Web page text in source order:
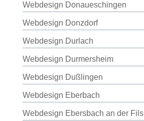
Webdesign Donaueschingen
Webdesign Donzdorf
Webdesign Durlach
Webdesign Durmersheim
Webdesign Dußlingen
Webdesign Eberbach
Webdesign Ebersbach an der Fils